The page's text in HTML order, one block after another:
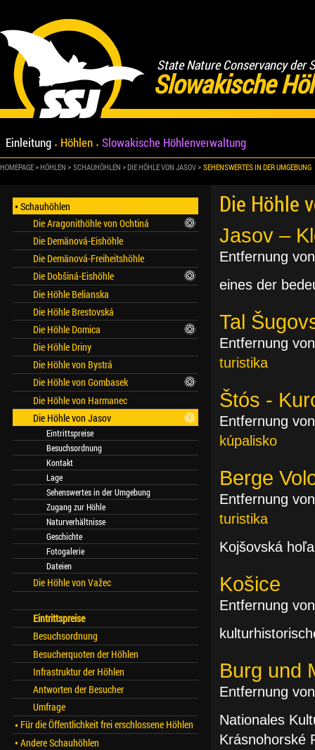
State Nature Conservancy der
Slowakische
Einleitung Höhlen Slowakische Höhlenverwaltung
HOMEPAGE HÖHLEN SCHAUHÖHLEN DIE HÖHLE VON JASOV SEHENSWERTES IN DER UMGEBUNG
Die Höhle
Jasov –
Entfernung
eines der
Tal
Entfernung
turistika
Štós -
Entfernung
kúpalisko
Berge
Entfernung
turistika
Kojšovská
Košice
Entfernung
Burg und
Entfernung
Nationales
Krásnohorské
Schauhöhlen
Die Aragonithöhle von Ochtiná
Die Demänová-Eishöhle
Die Demänová-Freiheitshöhle
Die Dobšiná-Eishöhle
Die Höhle Belianska
Die Höhle Brestovská
Die Höhle Domica
Die Höhle Driny
Die Höhle von Bystrá
Die Höhle von Gombasek
Die Höhle von Harmanec
Die Höhle von Jasov
Eintrittspreise
Besuchsordnung
Kontakt
Lage
Sehenswertes in der Umgebung
Zugang zur Höhle
Naturverhältnisse
Geschichte
Fotogalerie
Dateien
Die Höhle von Važec
Eintrittspreise
Besuchsordnung
Besucherquoten der Höhlen
Infrastruktur der Höhlen
Antworten der Besucher
Umfrage
Für die Öffentlichkeit frei erschlossene Höhlen
Andere Schauhöhlen